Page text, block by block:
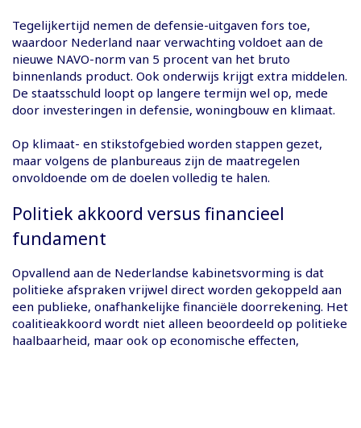
Tegelijkertijd nemen de defensie-uitgaven fors toe,
waardoor Nederland naar verwachting voldoet aan de
nieuwe NAVO-norm van 5 procent van het bruto
binnenlands product. Ook onderwijs krijgt extra middelen.
De staatsschuld loopt op langere termijn wel op, mede
door investeringen in defensie, woningbouw en klimaat.
Op klimaat- en stikstofgebied worden stappen gezet,
maar volgens de planbureaus zijn de maatregelen
onvoldoende om de doelen volledig te halen.
Politiek akkoord versus financieel
fundament
Opvallend aan de Nederlandse kabinetsvorming is dat
politieke afspraken vrijwel direct worden gekoppeld aan
een publieke, onafhankelijke financiële doorrekening. Het
coalitieakkoord wordt niet alleen beoordeeld op politieke
haalbaarheid, maar ook op economische effecten,